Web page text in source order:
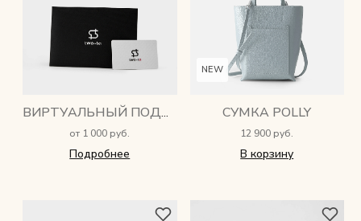
Популярное
LIMITED
Мужские сумки
ВИРТУАЛЬНЫЙ ПОДАРОЧНЫЙ СЕРТИФИКАТ
от 1 000 руб.
Подробнее
NEW
СУМКА POLLY
12 900 руб.
В корзину